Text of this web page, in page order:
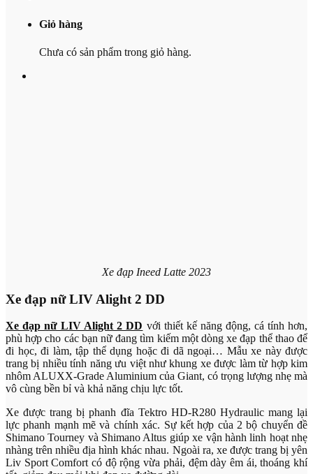
Giỏ hàng
Chưa có sản phẩm trong giỏ hàng.
Xe đạp Ineed Latte 2023
Xe đạp nữ LIV Alight 2 DD
Xe đạp nữ LIV Alight 2 DD với thiết kế năng động, cá tính hơn,
phù hợp cho các bạn nữ đang tìm kiếm một dòng xe đạp thể thao để
đi học, đi làm, tập thể dụng hoặc đi dã ngoại… Mẫu xe này được
trang bị nhiều tính năng ưu việt như khung xe được làm từ hợp kim
nhôm ALUXX-Grade Aluminium của Giant, có trọng lượng nhẹ mà
vô cùng bền bỉ và khả năng chịu lực tốt.
Xe được trang bị phanh đĩa Tektro HD-R280 Hydraulic mang lại
lực phanh mạnh mẽ và chính xác. Sự kết hợp của 2 bộ chuyển đề
Shimano Tourney và Shimano Altus giúp xe vận hành linh hoạt nhẹ
nhàng trên nhiều địa hình khác nhau. Ngoài ra, xe được trang bị yên
Liv Sport Comfort có độ rộng vừa phải, đệm dày êm ái, thoáng khí